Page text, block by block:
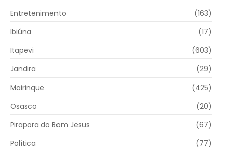
Entretenimento
(163)
Ibiúna
(17)
Itapevi
(603)
Jandira
(29)
Mairinque
(425)
Osasco
(20)
Pirapora do Bom Jesus
(67)
Política
(77)